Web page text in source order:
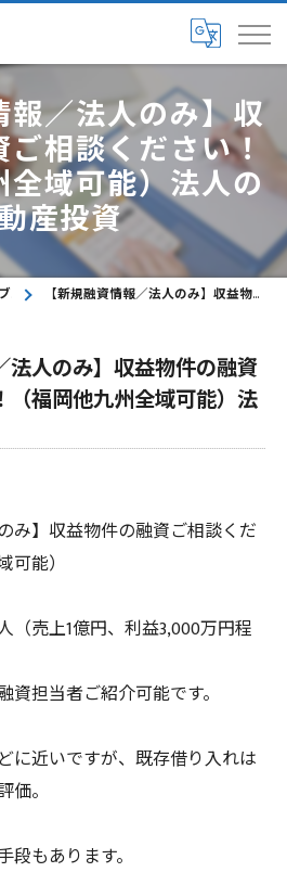
報／法人のみ】収
相談ください！
全域可能）法人の
産投資
ブログ 【新規融資情報／法人のみ】収益物件の融資ご相談ください！（福岡他九州全域可能）法人の不動産投資
法人のみ】収益物件の融資
（福岡他九州全域可能）法
み】収益物件の融資ご相談くだ
能）
（売上1億円、利益3,000万円程
担当者ご紹介可能です。
に近いですが、既存借り入れは
。
もあります。